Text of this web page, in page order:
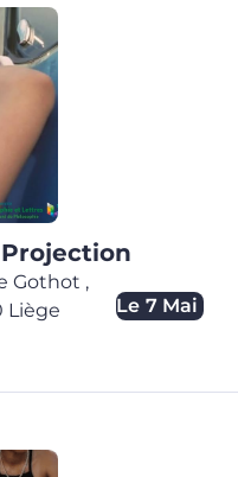
Le 7 Mai
Gothot ,
Liège